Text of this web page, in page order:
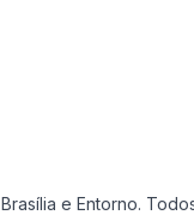
e Entorno.